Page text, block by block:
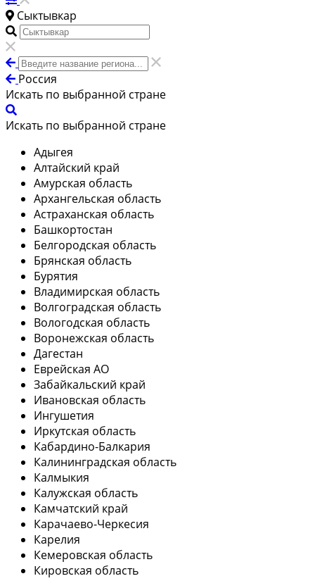
Сыктывкар
Россия
Искать по выбранной стране
Искать по выбранной стране
Адыгея
Алтайский край
Амурская область
Архангельская область
Астраханская область
Башкортостан
Белгородская область
Брянская область
Бурятия
Владимирская область
Волгоградская область
Вологодская область
Воронежская область
Дагестан
Еврейская АО
Забайкальский край
Ивановская область
Ингушетия
Иркутская область
Кабардино-Балкария
Калининградская область
Калмыкия
Калужская область
Камчатский край
Карачаево-Черкесия
Карелия
Кемеровская область
Кировская область